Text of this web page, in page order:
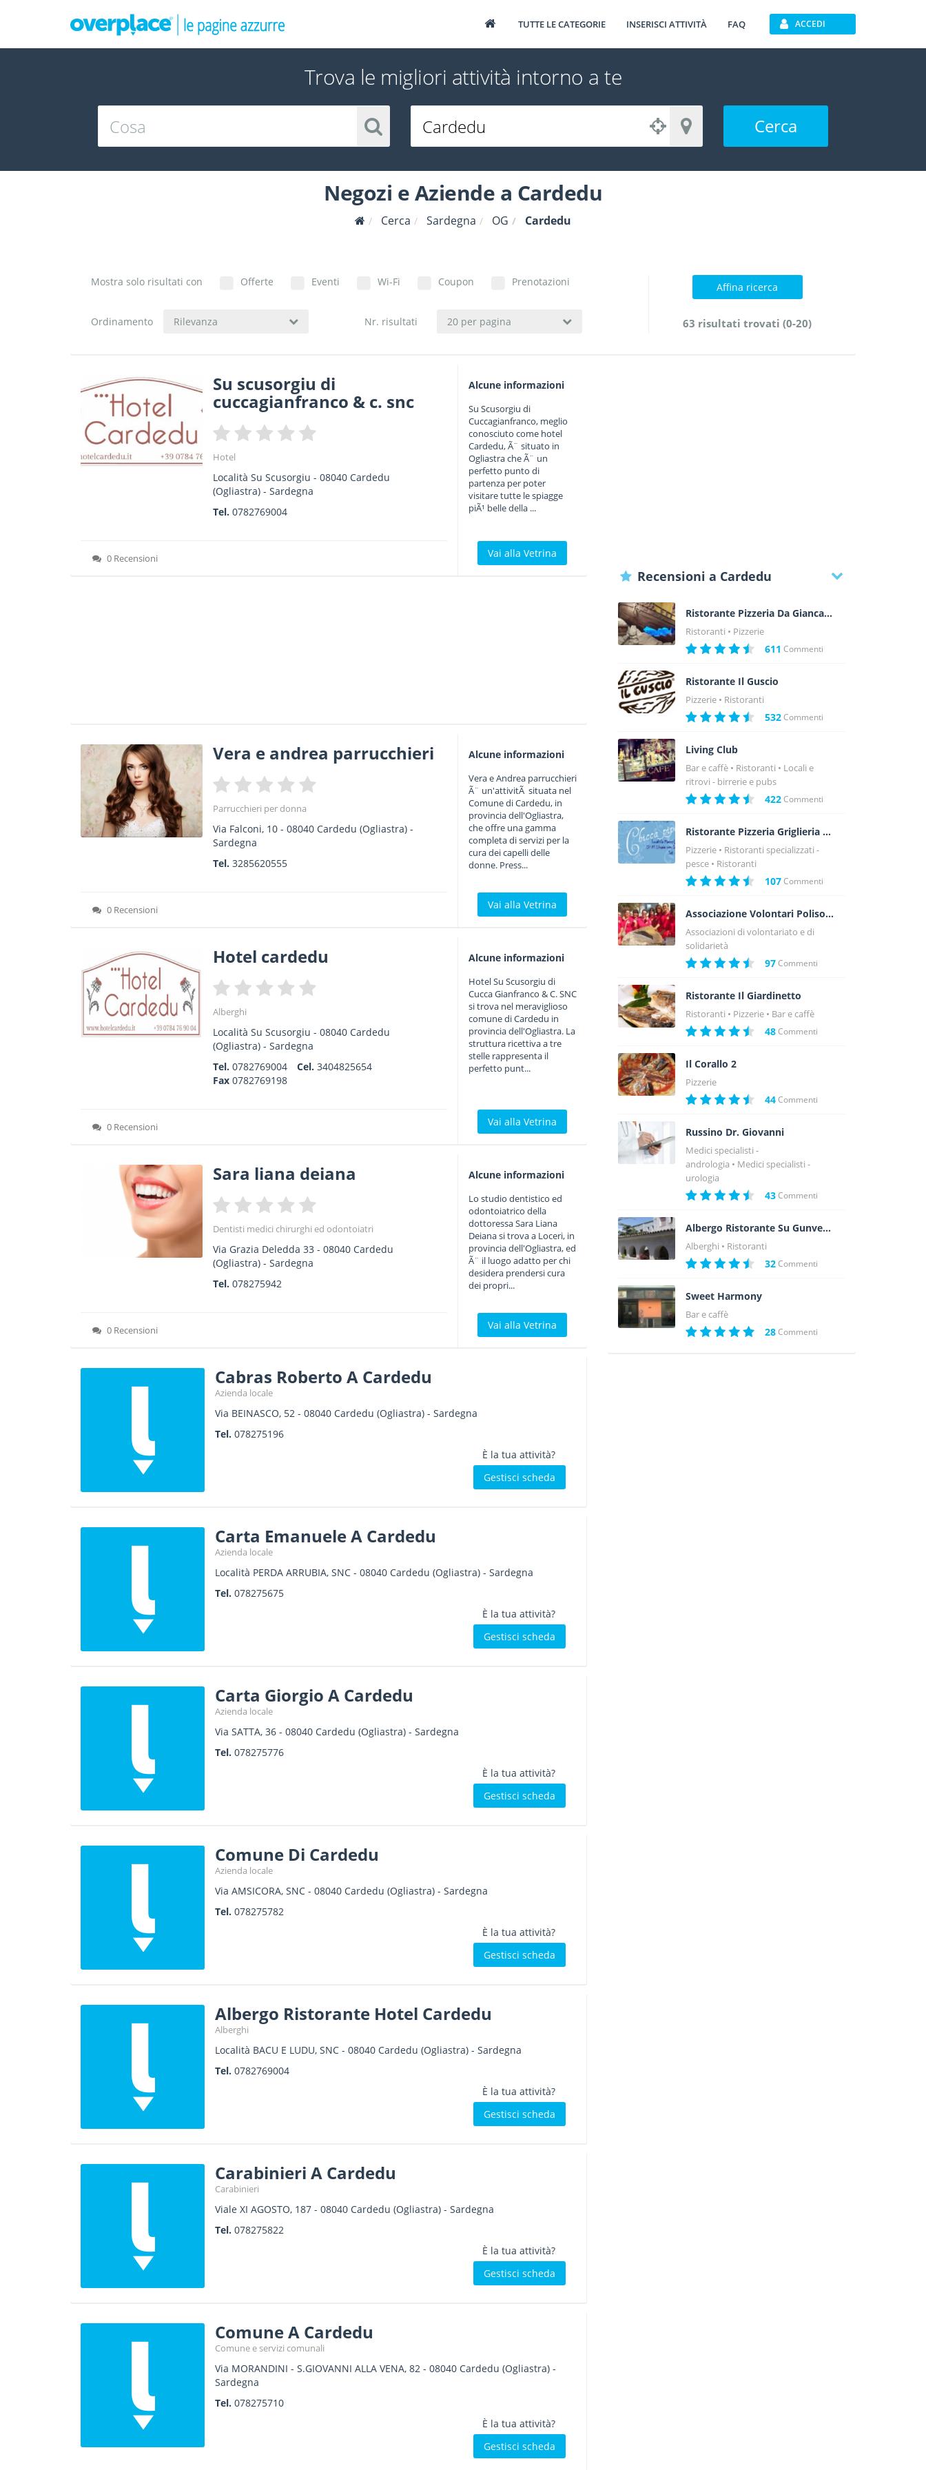
TUTTE LE CATEGORIE INSERISCI ATTIVITÀ FAQ ACCEDI
Trova le migliori attività intorno a te
Cerca
Negozi e Aziende a Cardedu
Cerca Sardegna OG Cardedu
Mostra solo risultati con Offerte Eventi Wi-Fi Coupon Prenotazioni
Ordinamento Rilevanza Nr. risultati 20 per pagina
Affina ricerca
63 risultati trovati (0-20)
Su scusorgiu di
cuccagianfranco & c. snc
Hotel
Località Su Scusorgiu -08040 Cardedu
(Ogliastra) -Sardegna
Tel.0782769004
0 Recensioni
Alcune informazioni
Su Scusorgiu di
Cuccagianfranco, meglio
conosciuto come hotel
Cardedu, Ã¨ situato in
Ogliastra che Ã¨ un
perfetto punto di
partenza per poter
visitare tutte le spiagge
piÃ¹ belle della ...
Vai alla Vetrina
Vera e andrea parrucchieri
Parrucchieri per donna
Via Falconi, 10 -08040 Cardedu (Ogliastra) -
Sardegna
Tel.3285620555
0 Recensioni
Alcune informazioni
Vera e Andrea parrucchieri
Ã¨ un'attivitÃ situata nel
Comune di Cardedu, in
provincia dell'Ogliastra,
che offre una gamma
completa di servizi per la
cura dei capelli delle
donne. Press...
Vai alla Vetrina
Hotel cardedu
Alberghi
Località Su Scusorgiu -08040 Cardedu
(Ogliastra) -Sardegna
Tel.0782769004 Cel.3404825654
Fax0782769198
0 Recensioni
Alcune informazioni
Hotel Su Scusorgiu di
Cucca Gianfranco & C. SNC
si trova nel meraviglioso
comune di Cardedu in
provincia dell'Ogliastra. La
struttura ricettiva a tre
stelle rappresenta il
perfetto punt...
Vai alla Vetrina
Sara liana deiana
Dentisti medici chirurghi ed odontoiatri
Via Grazia Deledda 33 -08040 Cardedu
(Ogliastra) -Sardegna
Tel.078275942
0 Recensioni
Alcune informazioni
Lo studio dentistico ed
odontoiatrico della
dottoressa Sara Liana
Deiana si trova a Loceri, in
provincia dell'Ogliastra, ed
Ã¨ il luogo adatto per chi
desidera prendersi cura
dei propri...
Vai alla Vetrina
Cabras Roberto A Cardedu
Azienda locale
Via BEINASCO, 52- 08040 Cardedu (Ogliastra) - Sardegna
Tel. 078275196
È la tua attività?
Gestisci scheda
Carta Emanuele A Cardedu
Azienda locale
Località PERDA ARRUBIA, SNC- 08040 Cardedu (Ogliastra) - Sardegna
Tel. 078275675
È la tua attività?
Gestisci scheda
Carta Giorgio A Cardedu
Azienda locale
Via SATTA, 36- 08040 Cardedu (Ogliastra) - Sardegna
Tel. 078275776
È la tua attività?
Gestisci scheda
Comune Di Cardedu
Azienda locale
Via AMSICORA, SNC- 08040 Cardedu (Ogliastra) - Sardegna
Tel. 078275782
È la tua attività?
Gestisci scheda
Albergo Ristorante Hotel Cardedu
Alberghi
Località BACU E LUDU, SNC- 08040 Cardedu (Ogliastra) - Sardegna
Tel. 0782769004
È la tua attività?
Gestisci scheda
Carabinieri A Cardedu
Carabinieri
Viale XI AGOSTO, 187- 08040 Cardedu (Ogliastra) - Sardegna
Tel. 078275822
È la tua attività?
Gestisci scheda
Comune A Cardedu
Comune e servizi comunali
Via MORANDINI - S.GIOVANNI ALLA VENA, 82- 08040 Cardedu (Ogliastra) -
Sardegna
Tel. 078275710
È la tua attività?
Gestisci scheda
Recensioni a Cardedu
Ristorante Pizzeria Da Giancarlo
Ristoranti Pizzerie
611 Commenti
Ristorante Il Guscio
Pizzerie Ristoranti
532Commenti
Living Club
Bar e caffè Ristoranti
Locali e
ritrovi - birrerie e pubs
422Commenti
Ristorante Pizzeria Griglieria La Chicca Piperita
Pizzerie
Ristoranti specializzati -
pesce
Ristoranti
107Commenti
Associazione Volontari Polisoccorso Alghero
Associazioni di volontariato e di
solidarietà
97Commenti
Ristorante Il Giardinetto
Ristoranti Pizzerie Bar e caffè
48Commenti
Il Corallo 2
Pizzerie
44Commenti
Russino Dr. Giovanni
Medici specialisti -
andrologia
Medici specialisti -
urologia
43Commenti
Albergo Ristorante Su Gunventeddu
Alberghi Ristoranti
32Commenti
Sweet Harmony
Bar e caffè
28Commenti